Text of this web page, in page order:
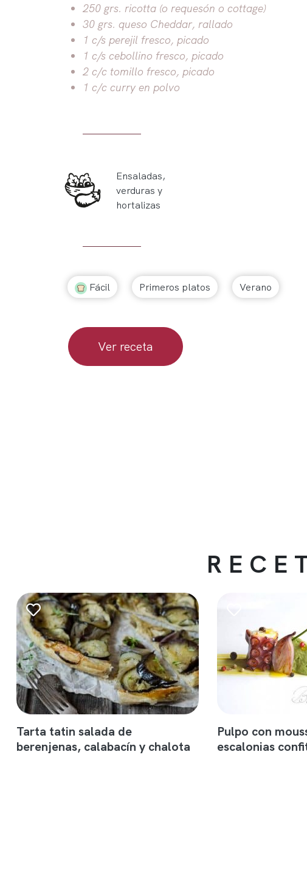
250 grs. ricotta (o requesón o cottage)
30 grs. queso Cheddar, rallado
1 c/s perejil fresco, picado
1 c/s cebollino fresco, picado
2 c/c tomillo fresco, picado
1 c/c curry en polvo
Ensaladas,
verduras y
hortalizas
Fácil Primeros platos Verano
Ver receta
Tarta tatin salada de
berenjenas, calabacín y chalota
Pulpo con
escalonias